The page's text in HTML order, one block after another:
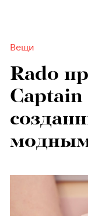
Вещи
Rado
Captain